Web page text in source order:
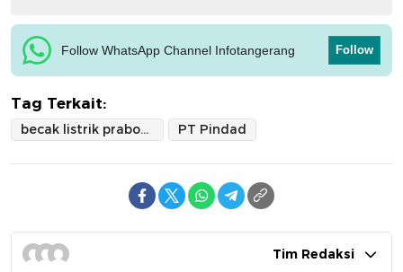
Follow WhatsApp Channel Infotangerang Follow
Tag Terkait:
becak listrik prabowo PT Pindad
Tim Redaksi